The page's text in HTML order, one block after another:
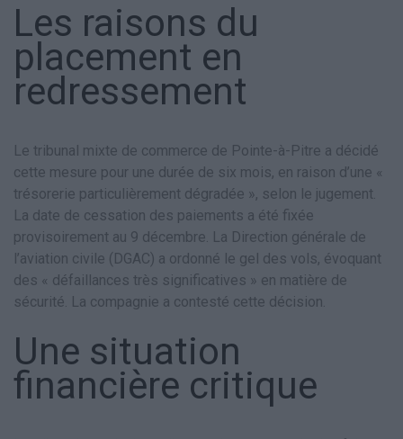
Les raisons du
placement en
redressement
Le tribunal mixte de commerce de Pointe-à-Pitre a décidé
cette mesure pour une durée de six mois, en raison d’une «
trésorerie particulièrement dégradée », selon le jugement.
La date de cessation des paiements a été fixée
provisoirement au 9 décembre. La Direction générale de
l’aviation civile (DGAC) a ordonné le gel des vols, évoquant
des « défaillances très significatives » en matière de
sécurité. La compagnie a contesté cette décision.
Une situation
financière critique